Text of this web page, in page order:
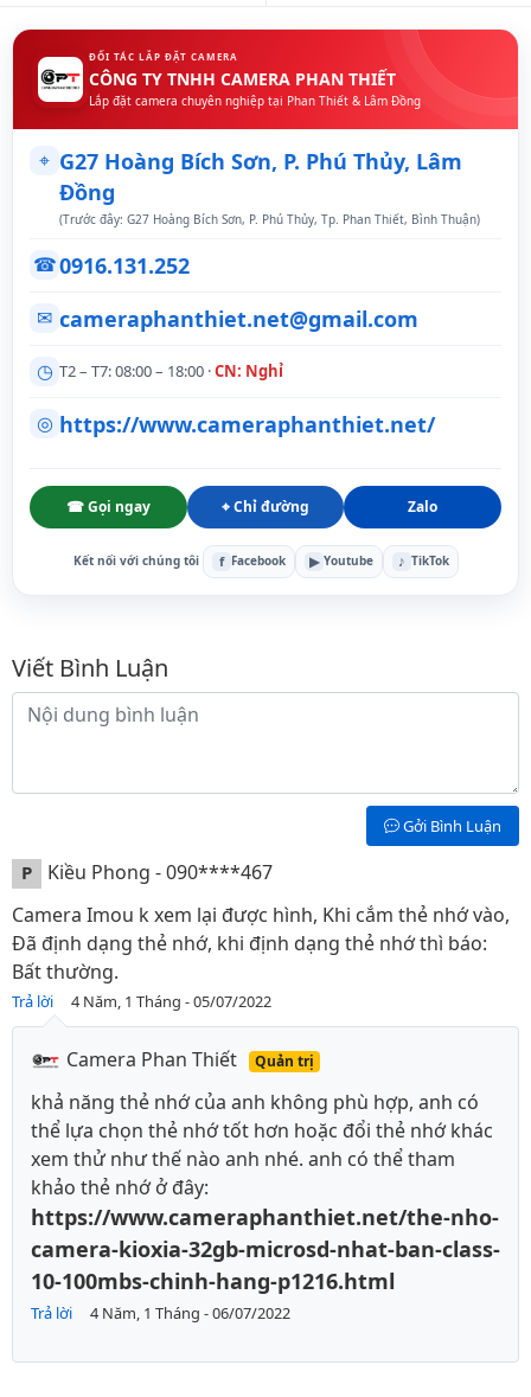
ĐỐI TÁC LẮP ĐẶT CAMERA
CÔNG TY TNHH CAMERA PHAN THIẾT
Lắp đặt camera chuyên nghiệp tại Phan Thiết & Lâm Đồng
⌖ G27 Hoàng Bích Sơn, P. Phú Thủy, Lâm
Đồng
(Trước đây: G27 Hoàng Bích Sơn, P. Phú Thủy, Tp. Phan Thiết, Bình Thuận)
☎0916.131.252
✉ cameraphanthiet.net@gmail.com
◷ T2 – T7: 08:00 – 18:00 ·CN: Nghỉ
◎ https://www.cameraphanthiet.net/
☎ Gọi ngay ⌖ Chỉ đường Zalo
Kết nối với chúng tôi f Facebook ▶ Youtube ♪ TikTok
Bình luận
Viết Bình Luận
Nội dung bình luận
Gởi Bình Luận
P
Kiều Phong - 090****467
Camera Imou k xem lại được hình, Khi cắm thẻ nhớ vào,
Đã định dạng thẻ nhớ, khi định dạng thẻ nhớ thì báo:
Bất thường.
Trả lời 4 Năm, 1 Tháng - 05/07/2022
Camera Phan Thiết Quản trị
khả năng thẻ nhớ của anh không phù hợp, anh có
thể lựa chọn thẻ nhớ tốt hơn hoặc đổi thẻ nhớ khác
xem thử như thế nào anh nhé. anh có thể tham
khảo thẻ nhớ ở đây:
https://www.cameraphanthiet.net/the-nho-
camera-kioxia-32gb-microsd-nhat-ban-class-
10-100mbs-chinh-hang-p1216.html
Trả lời 4 Năm, 1 Tháng - 06/07/2022